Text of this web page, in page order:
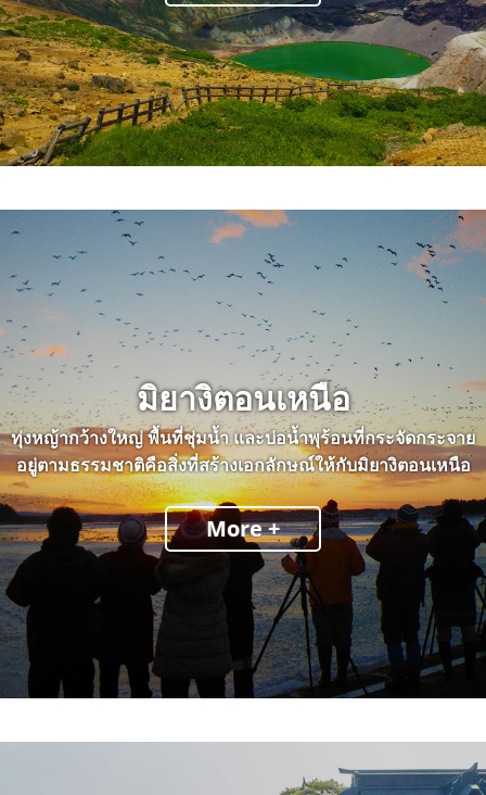
มิยางิตอนเหนือ
ทุ่งหญ้ากว้างใหญ่ พื้นที่ชุ่มน้ำ และบ่อน้ำพุร้อนที่กระจัดกระจาย
อยู่ตามธรรมชาติคือสิ่งที่สร้างเอกลักษณ์ให้กับมิยางิตอนเหนือ
More +